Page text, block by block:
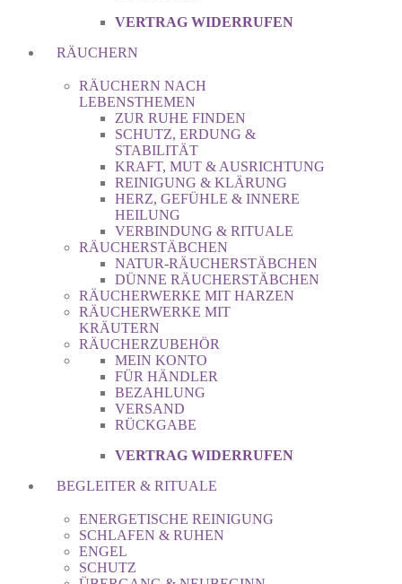
VERTRAG WIDERRUFEN
RÄUCHERN
RÄUCHERN NACH
LEBENSTHEMEN
ZUR RUHE FINDEN
SCHUTZ, ERDUNG &
STABILITÄT
KRAFT, MUT & AUSRICHTUNG
REINIGUNG & KLÄRUNG
HERZ, GEFÜHLE & INNERE
HEILUNG
VERBINDUNG & RITUALE
RÄUCHERSTÄBCHEN
NATUR-RÄUCHERSTÄBCHEN
DÜNNE RÄUCHERSTÄBCHEN
RÄUCHERWERKE MIT HARZEN
RÄUCHERWERKE MIT
KRÄUTERN
RÄUCHERZUBEHÖR
MEIN KONTO
FÜR HÄNDLER
BEZAHLUNG
VERSAND
RÜCKGABE
VERTRAG WIDERRUFEN
BEGLEITER & RITUALE
ENERGETISCHE REINIGUNG
SCHLAFEN & RUHEN
ENGEL
SCHUTZ